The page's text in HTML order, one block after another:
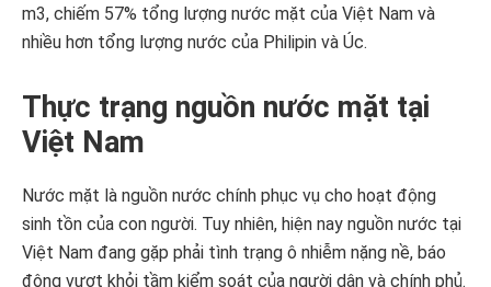
m3, chiếm 57% tổng lượng nước mặt của Việt Nam và
nhiều hơn tổng lượng nước của Philipin và Úc.
Thực trạng nguồn nước mặt tại
Việt Nam
Nước mặt là nguồn nước chính phục vụ cho hoạt động
sinh tồn của con người. Tuy nhiên, hiện nay nguồn nước tại
Việt Nam đang gặp phải tình trạng ô nhiễm nặng nề, báo
động vượt khỏi tầm kiểm soát của người dân và chính phủ.